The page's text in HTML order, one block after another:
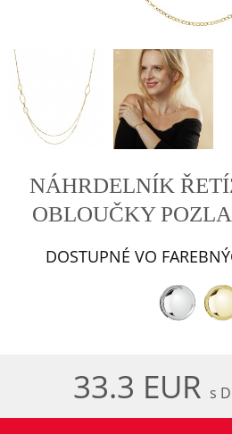
NÁHRDELNÍK
OBLOUČKY
DOSTUPNÉ VO
33.3 EUR s